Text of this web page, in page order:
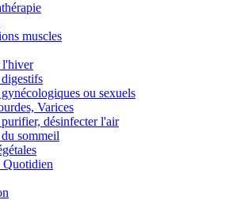
muscles
l'hiver
ou sexuels
Varices
désinfecter l'air
sommeil